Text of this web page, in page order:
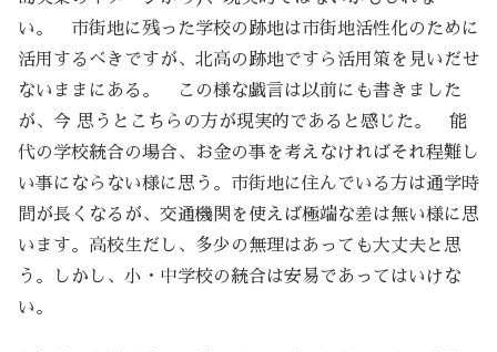
い。 市街地に残った学校の跡地は市街地活性化のために
活用するべきですが、北高の跡地ですら活用策を見いだせ
ないままにある。 この様な戯言は以前にも書きました
が、今 思うとこちらの方が現実的であると感じた。 能
代の学校統合の場合、お金の事を考えなければそれ程難し
い事にならない様に思う。市街地に住んでいる方は通学時
間が長くなるが、交通機関を使えば極端な差は無い様に思
います。高校生だし、多少の無理はあっても大丈夫と思
う。しかし、小・中学校の統合は安易であってはいけな
い。